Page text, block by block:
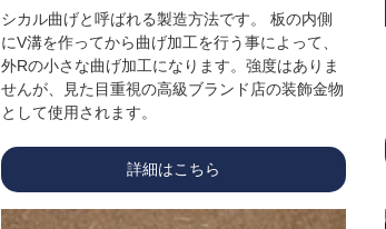
シカル曲げと呼ばれる製造方法です。 板の内側
にV溝を作ってから曲げ加工を行う事によって、
外Rの小さな曲げ加工になります。強度はありま
せんが、見た目重視の高級ブランド店の装飾金物
として使用されます。
詳細はこちら